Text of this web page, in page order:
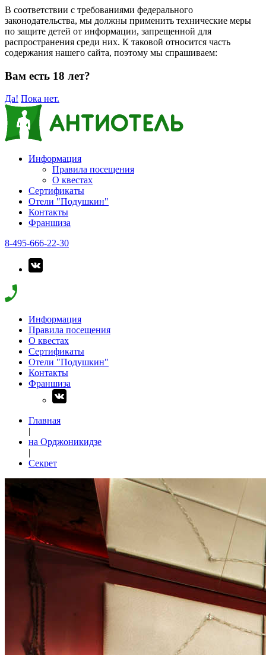
В соответствии с требованиями федерального
законодательства, мы должны применить технические меры
по защите детей от информации, запрещенной для
распространения среди них. К таковой относится часть
содержания нашего сайта, поэтому мы спрашиваем:
Вам есть 18 лет?
Да! Пока нет.
Информация
Правила посещения
О квестах
Сертификаты
Отели "Подушкин"
Контакты
Франшиза
8-495-666-22-30
Информация
Правила посещения
О квестах
Сертификаты
Отели "Подушкин"
Контакты
Франшиза
Главная
|
на Орджоникидзе
|
Секрет